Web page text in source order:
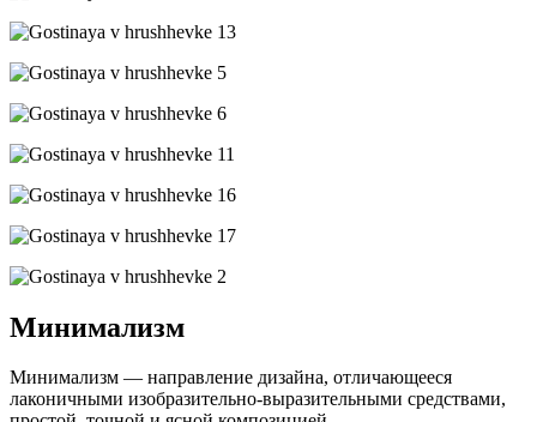
Минимализм
Минимализм — направление дизайна, отличающееся
лаконичными изобразительно-выразительными средствами,